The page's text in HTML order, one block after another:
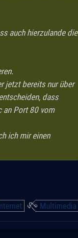
auch hierzulande die
jetzt bereits nur über
dass
an Port 80 vom
ich mir einen
Multimedia